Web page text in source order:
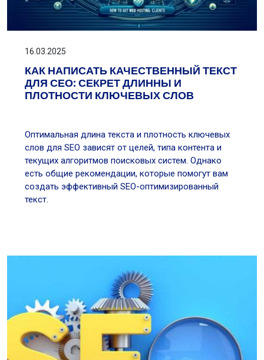
16.03.2025
КАК НАПИСАТЬ КАЧЕСТВЕННЫЙ ТЕКСТ
ДЛЯ СЕО: СЕКРЕТ ДЛИННЫ И
ПЛОТНОСТИ КЛЮЧЕВЫХ СЛОВ
Оптимальная длина текста и плотность ключевых
слов для SEO зависят от целей, типа контента и
текущих алгоритмов поисковых систем. Однако
есть общие рекомендации, которые помогут вам
создать эффективный SEO-оптимизированный
текст.